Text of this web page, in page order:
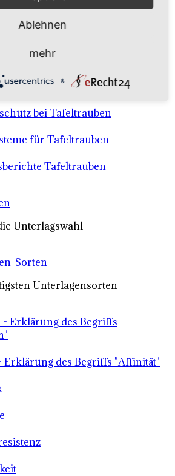
& Recht
A-Z Sortenbeschreibungen
- rechtliche
bei Tafeltrauben
für Tafeltrauben
Tafeltrauben
Unterlagswahl
Sorten
Unterlagensorten
Erklärung des Begriffs
Erklärung des Begriffs "Affinität"
Ablehnen
mehr
&